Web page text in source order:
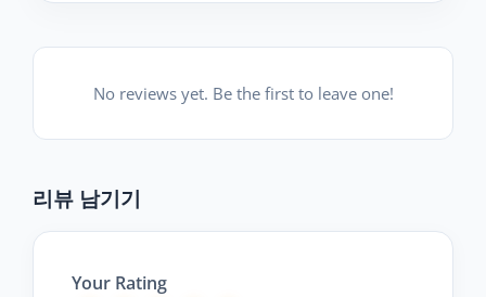
No reviews yet. Be the first to leave one!
리뷰 남기기
Your Rating